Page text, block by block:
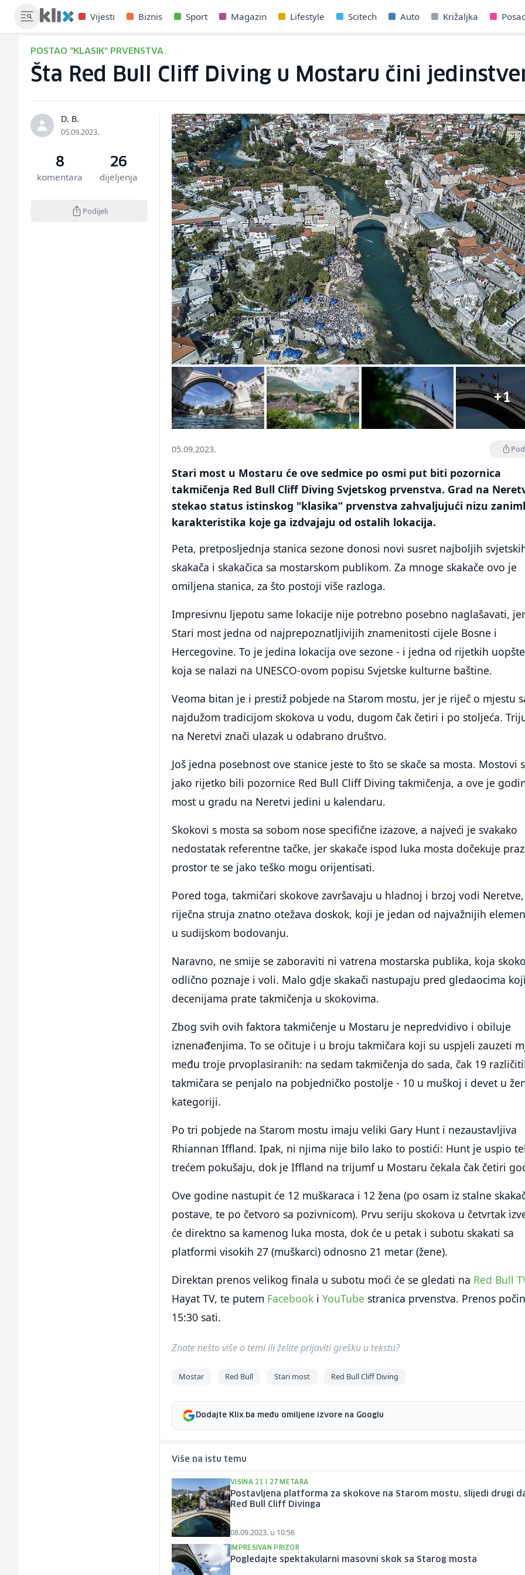
Vijesti Biznis Sport Magazin Lifestyle Scitech Auto Križaljka
POSTAO "KLASIK" PRVENSTVA
Šta Red Bull Cliff Diving u Mostaru čini
D. B.
05.09.2023.
8
komentara
26
dijeljenja
Podijeli
+1
05.09.2023.
Stari most u Mostaru će ove sedmice po osmi put biti pozornica
takmičenja Red Bull Cliff Diving Svjetskog prvenstva. Grad na
stekao status istinskog "klasika“ prvenstva zahvaljujući nizu
karakteristika koje ga izdvajaju od ostalih lokacija.
Peta, pretposljednja stanica sezone donosi novi susret najboljih
skakača i skakačica sa mostarskom publikom. Za mnoge skakače ovo je
omiljena stanica, za što postoji više razloga.
Impresivnu ljepotu same lokacije nije potrebno posebno naglašavati,
Stari most jedna od najprepoznatljivijih znamenitosti cijele Bosne i
Hercegovine. To je jedina lokacija ove sezone - i jedna od rijetkih
koja se nalazi na UNESCO-ovom popisu Svjetske kulturne baštine.
Veoma bitan je i prestiž pobjede na Starom mostu, jer je riječ o mjestu
najdužom tradicijom skokova u vodu, dugom čak četiri i po stoljeća.
na Neretvi znači ulazak u odabrano društvo.
Još jedna posebnost ove stanice jeste to što se skače sa mosta. Mostovi
jako rijetko bili pozornice Red Bull Cliff Diving takmičenja, a ove je
most u gradu na Neretvi jedini u kalendaru.
Skokovi s mosta sa sobom nose specifične izazove, a najveći je svakako
nedostatak referentne tačke, jer skakače ispod luka mosta dočekuje
prostor te se jako teško mogu orijentisati.
Pored toga, takmičari skokove završavaju u hladnoj i brzoj vodi
riječna struja znatno otežava doskok, koji je jedan od najvažnijih
u sudijskom bodovanju.
Naravno, ne smije se zaboraviti ni vatrena mostarska publika, koja
odlično poznaje i voli. Malo gdje skakači nastupaju pred gledaocima
decenijama prate takmičenja u skokovima.
Zbog svih ovih faktora takmičenje u Mostaru je nepredvidivo i obiluje
iznenađenjima. To se očituje i u broju takmičara koji su uspjeli zauzeti
među troje prvoplasiranih: na sedam takmičenja do sada, čak 19
takmičara se penjalo na pobjedničko postolje - 10 u muškoj i devet u
kategoriji.
Po tri pobjede na Starom mostu imaju veliki Gary Hunt i nezaustavljiva
Rhiannan Iffland. Ipak, ni njima nije bilo lako to postići: Hunt je uspio
trećem pokušaju, dok je Iffland na trijumf u Mostaru čekala čak četiri
Ove godine nastupit će 12 muškaraca i 12 žena (po osam iz stalne
postave, te po četvoro sa pozivnicom). Prvu seriju skokova u četvrtak
će direktno sa kamenog luka mosta, dok će u petak i subotu skakati sa
platformi visokih 27 (muškarci) odnosno 21 metar (žene).
Direktan prenos velikog finala u subotu moći će se gledati na Red Bull
Hayat TV, te putem Facebook iYouTube stranica prvenstva. Prenos
15:30 sati.
Znate nešto više o temi ili želite prijaviti grešku u tekstu?
Mostar Red Bull Stari most Red Bull Cliff Diving
Dodajte Klix.ba među omiljene izvore na Googlu
Više na istu temu
VISINA 21 I 27 METARA
Postavljena platforma za skokove na Starom mostu, slijedi drugi
Red Bull Cliff Divinga
08.09.2023. u 10:56
IMPRESIVAN PRIZOR
Pogledajte spektakularni masovni skok sa Starog mosta